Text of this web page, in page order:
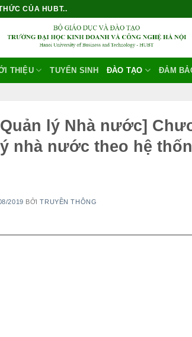
CỦA HUBT..
THIỆU TUYỂN SINH ĐÀO TẠO ĐẢM
lý Nhà nước]
nhà nước theo hệ
2019 BỞITRUYỀN THÔNG